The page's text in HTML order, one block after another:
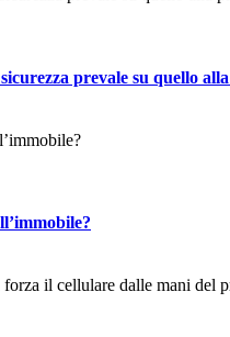
prevale su quello